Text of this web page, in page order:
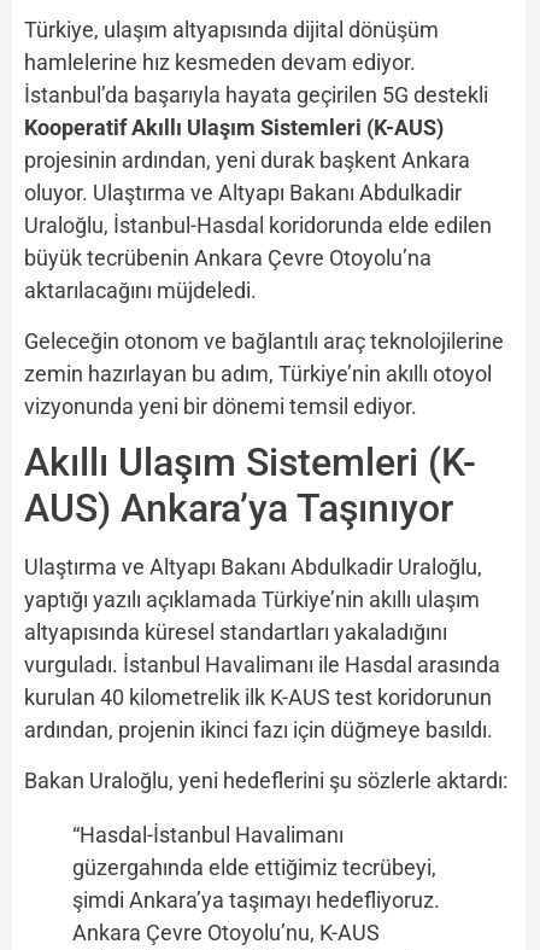
Türkiye, ulaşım altyapısında dijital dönüşüm
hamlelerine hız kesmeden devam ediyor.
İstanbul’da başarıyla hayata geçirilen 5G destekli
Kooperatif Akıllı Ulaşım Sistemleri (K-AUS)
projesinin ardından, yeni durak başkent Ankara
oluyor. Ulaştırma ve Altyapı Bakanı Abdulkadir
Uraloğlu, İstanbul-Hasdal koridorunda elde edilen
büyük tecrübenin Ankara Çevre Otoyolu’na
aktarılacağını müjdeledi.
Geleceğin otonom ve bağlantılı araç teknolojilerine
zemin hazırlayan bu adım, Türkiye’nin akıllı otoyol
vizyonunda yeni bir dönemi temsil ediyor.
Akıllı Ulaşım Sistemleri (K-
AUS) Ankara’ya Taşınıyor
Ulaştırma ve Altyapı Bakanı Abdulkadir Uraloğlu,
yaptığı yazılı açıklamada Türkiye’nin akıllı ulaşım
altyapısında küresel standartları yakaladığını
vurguladı. İstanbul Havalimanı ile Hasdal arasında
kurulan 40 kilometrelik ilk K-AUS test koridorunun
ardından, projenin ikinci fazı için düğmeye basıldı.
Bakan Uraloğlu, yeni hedeflerini şu sözlerle aktardı:
“Hasdal-İstanbul Havalimanı
güzergahında elde ettiğimiz tecrübeyi,
şimdi Ankara’ya taşımayı hedefliyoruz.
Ankara Çevre Otoyolu’nu, K-AUS